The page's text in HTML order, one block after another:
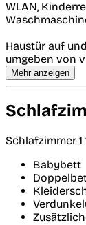
WLAN,
Haustür auf
umgeben von
Mehr anzeigen
Schlafzimmer 1
Babybett